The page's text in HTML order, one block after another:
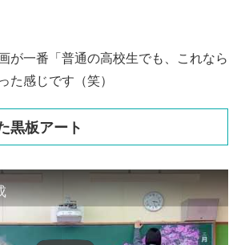
が一番「普通の高校生でも、これなら
た感じです（笑）
黒板アート